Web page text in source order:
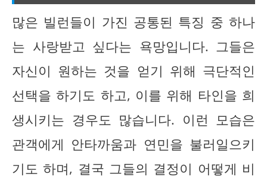
많은 빌런들이 가진 공통된 특징 중 하나
는 사랑받고 싶다는 욕망입니다. 그들은
자신이 원하는 것을 얻기 위해 극단적인
선택을 하기도 하고, 이를 위해 타인을 희
생시키는 경우도 많습니다. 이런 모습은
관객에게 안타까움과 연민을 불러일으키
기도 하며, 결국 그들의 결정이 어떻게 비